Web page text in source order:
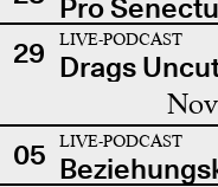
Pro
29
LIVE-PODCAST
Drags
05 LIVE-PODCAST